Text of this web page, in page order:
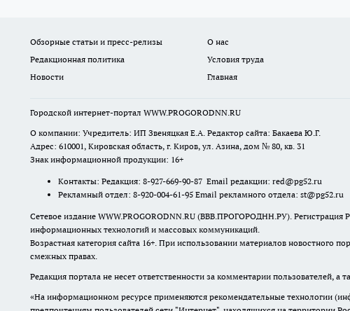
Обзорные статьи и пресс-релизы О нас
Редакционная политика
Условия труда
Новости
Главная
Городской интернет-портал WWW.PROGORODNN.RU
О компании: Учредитель: ИП Звеняцкая Е.А. Редактор сайта: Бакаева Ю.Г.
Адрес: 610001, Кировская область, г. Киров, ул. Азина, дом № 80, кв. 31
Знак информационной продукции: 16+
Контакты: Редакция: 8-927-669-90-87 Email редакции: red@pg52.ru
Рекламный отдел: 8-920-004-61-95 Email рекламного отдела: st@pg52.ru
Сетевое издание WWW.PROGORODNN.RU (ВВВ.ПРОГОРОДНН.РУ). Регистрация
информационных технологий и массовых коммуникаций.
Возрастная категория сайта 16+. При использовании материалов новостного
смежных правах.
Редакция портала не несет ответственности за комментарии пользователей,
«На информационном ресурсе применяются рекомендательные технологии